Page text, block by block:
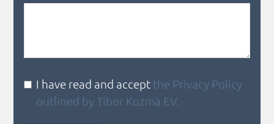
I have read and accept the Privacy Policy
outlined by Tibor Kozma EV.